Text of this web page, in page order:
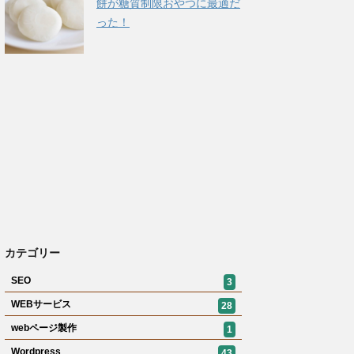
餅が糖質制限おやつに最適だ
った！
カテゴリー
SEO
3
WEBサービス
28
webページ製作
1
Wordpress